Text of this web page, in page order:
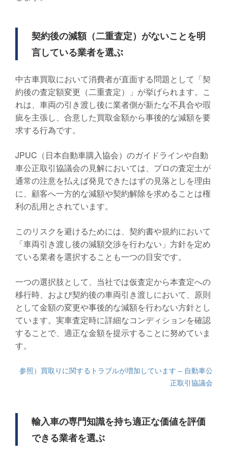
契約後の減額（二重査定）がないことを明
言している業者を選ぶ
中古車買取において消費者が直面する問題として「契
約後の査定額変更（二重査定）」が挙げられます。こ
れは、車両の引き渡し後に業者側が新たな不具合や瑕
疵を主張し、合意した買取金額から事後的な減額を要
求する行為です。
JPUC（日本自動車購入協会）のガイドラインや自動
車公正取引協議会の見解においては、プロの査定士が
通常の注意を払えば発見できたはずの見落としを理由
に、顧客へ一方的な減額や契約解除を求めることは権
利の乱用とされています。
このリスクを避けるためには、契約書や規約において
「車両引き渡し後の減額交渉を行わない」方針を定め
ている業者を選択することも一つの目安です。
一つの選択肢として、当社では仮査定から本査定への
移行時、および契約後の車両引き渡しにおいて、原則
として金額の変更や事後的な減額を行わない方針とし
ています。実車査定時に詳細なコンディションを確認
することで、適正な金額を提示することに努めていま
す。
参照）買取りに関するトラブルが増加しています – 自動車公
正取引協議会
輸入車の専門知識を持ち適正な価値を評価
できる業者を選ぶ